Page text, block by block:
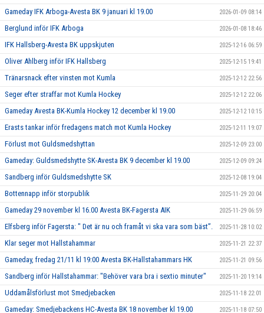
Gameday IFK Arboga-Avesta BK 9 januari kl 19.00 2026-01-09 08:14
Berglund inför IFK Arboga 2026-01-08 18:46
IFK Hallsberg-Avesta BK uppskjuten 2025-12-16 06:59
Oliver Ahlberg inför IFK Hallsberg 2025-12-15 19:41
Tränarsnack efter vinsten mot Kumla 2025-12-12 22:56
Seger efter straffar mot Kumla Hockey 2025-12-12 22:06
Gameday Avesta BK-Kumla Hockey 12 december kl 19.00 2025-12-12 10:15
Erasts tankar inför fredagens match mot Kumla Hockey 2025-12-11 19:07
Förlust mot Guldsmedshyttan 2025-12-09 23:00
Gameday: Guldsmedshytte SK-Avesta BK 9 december kl 19.00 2025-12-09 09:24
Sandberg inför Guldsmedshytte SK 2025-12-08 19:04
Bottennapp inför storpublik 2025-11-29 20:04
Gameday 29 november kl 16.00 Avesta BK-Fagersta AIK 2025-11-29 06:59
Elfsberg inför Fagersta: " Det är nu och framåt vi ska vara som bäst”. 2025-11-28 10:02
Klar seger mot Hallstahammar 2025-11-21 22:37
Gameday, fredag 21/11 kl 19:00 Avesta BK-Hallstahammars HK 2025-11-21 09:56
Sandberg inför Hallstahammar: "Behöver vara bra i sextio minuter" 2025-11-20 19:14
Uddamålsförlust mot Smedjebacken 2025-11-18 22:01
Gameday: Smedjebackens HC-Avesta BK 18 november kl 19.00 2025-11-18 07:50